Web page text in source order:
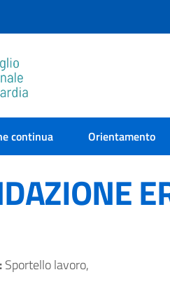
continua Orientamento
Sportello lavoro,